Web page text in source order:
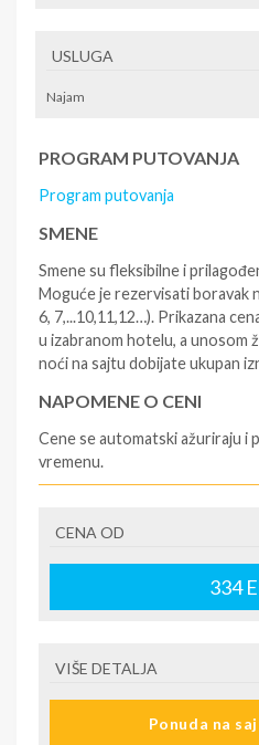
USLUGA
Najam
PROGRAM PUTOVANJA
Program putovanja
SMENE
Smene su fleksibilne i
Moguće je rezervisati boravak
6, 7,...10,11,12…). Prikazana
u izabranom hotelu, a unosom
noći na sajtu dobijate ukupan
NAPOMENE O CENI
Cene se automatski ažuriraju i
vremenu.
- rezervisane i potvrđene
jedinici prema opisu -
prema opisu - uslugu
putovanja
krizu) na destinaciji, plaćaju se
hotela/apartmana za hotele sa
CENA OD
334
VIŠE DETALJA
Ponuda na